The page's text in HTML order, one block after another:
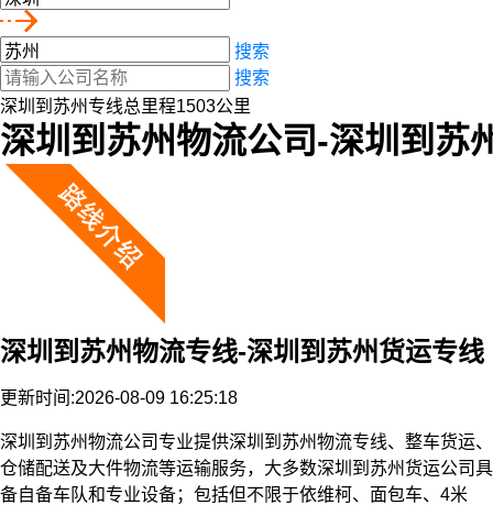
搜索
搜索
深圳到苏州专线总里程1503公里
深圳到苏州物流公司-深圳到苏
深圳到苏州物流专线-深圳到苏州货运专线
更新时间:2026-08-09 16:25:18
深圳到苏州物流公司专业提供深圳到苏州物流专线、整车货运、
仓储配送及大件物流等运输服务，大多数深圳到苏州货运公司具
备自备车队和专业设备；包括但不限于依维柯、面包车、4米